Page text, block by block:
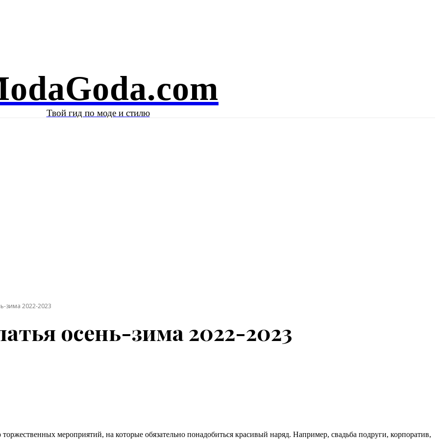
Твой гид по моде и стилю
зима 2022-2023
осень-зима 2022-2023
мероприятий, на которые обязательно понадобиться красивый наряд. Например, свадьба подруги, корпоратив,